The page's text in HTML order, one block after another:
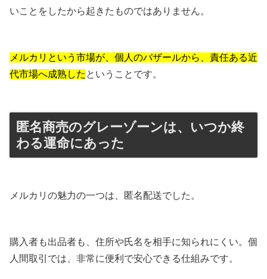
いことをしたから起きたものではありません。
メルカリという市場が、個人のバザールから、責任ある近
代市場へ成熟した ということです。
匿名商売のグレーゾーンは、いつか終
わる運命にあった
メルカリの魅力の一つは、匿名配送でした。
購入者も出品者も、住所や氏名を相手に知られにくい。個
人間取引では、非常に便利で安心できる仕組みです。